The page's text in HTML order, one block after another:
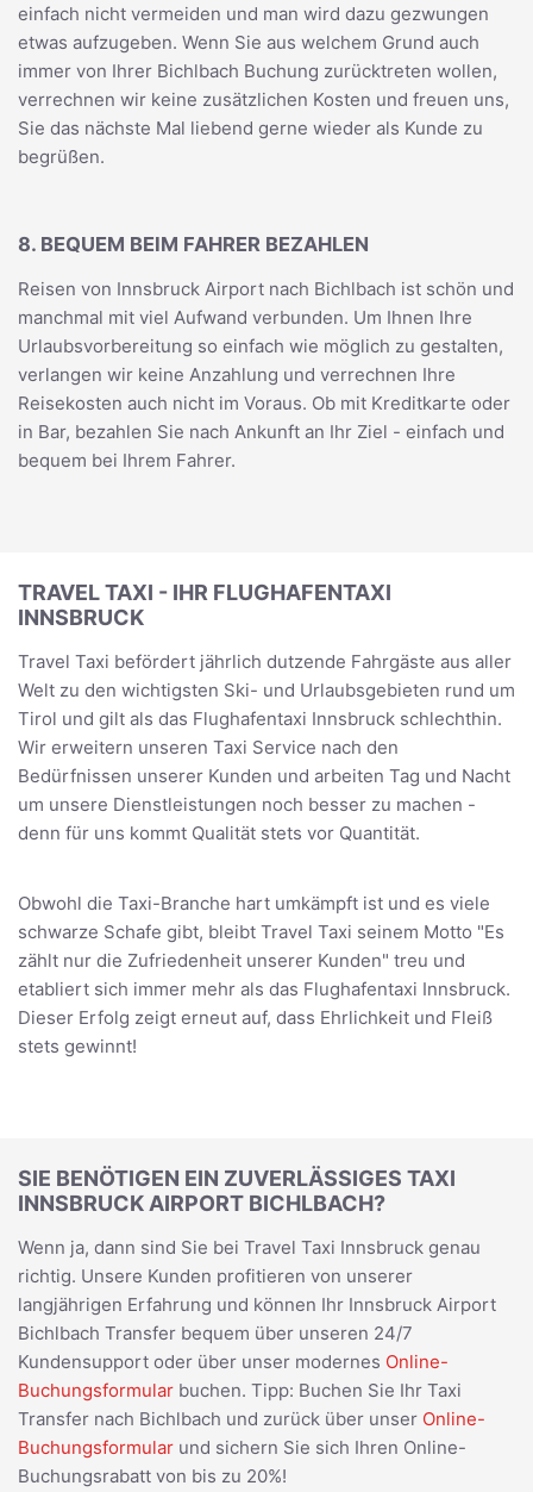
einfach nicht vermeiden und man wird dazu gezwungen
etwas aufzugeben. Wenn Sie aus welchem Grund auch
immer von Ihrer Bichlbach Buchung zurücktreten wollen,
verrechnen wir keine zusätzlichen Kosten und freuen uns,
Sie das nächste Mal liebend gerne wieder als Kunde zu
begrüßen.
8. BEQUEM BEIM FAHRER BEZAHLEN
Reisen von Innsbruck Airport nach Bichlbach ist schön und
manchmal mit viel Aufwand verbunden. Um Ihnen Ihre
Urlaubsvorbereitung so einfach wie möglich zu gestalten,
verlangen wir keine Anzahlung und verrechnen Ihre
Reisekosten auch nicht im Voraus. Ob mit Kreditkarte oder
in Bar, bezahlen Sie nach Ankunft an Ihr Ziel - einfach und
bequem bei Ihrem Fahrer.
TRAVEL TAXI - IHR FLUGHAFENTAXI
INNSBRUCK
Travel Taxi befördert jährlich dutzende Fahrgäste aus aller
Welt zu den wichtigsten Ski- und Urlaubsgebieten rund um
Tirol und gilt als das Flughafentaxi Innsbruck schlechthin.
Wir erweitern unseren Taxi Service nach den
Bedürfnissen unserer Kunden und arbeiten Tag und Nacht
um unsere Dienstleistungen noch besser zu machen -
denn für uns kommt Qualität stets vor Quantität.
Obwohl die Taxi-Branche hart umkämpft ist und es viele
schwarze Schafe gibt, bleibt Travel Taxi seinem Motto "Es
zählt nur die Zufriedenheit unserer Kunden" treu und
etabliert sich immer mehr als das Flughafentaxi Innsbruck.
Dieser Erfolg zeigt erneut auf, dass Ehrlichkeit und Fleiß
stets gewinnt!
SIE BENÖTIGEN EIN ZUVERLÄSSIGES TAXI
INNSBRUCK AIRPORT BICHLBACH?
Wenn ja, dann sind Sie bei Travel Taxi Innsbruck genau
richtig. Unsere Kunden profitieren von unserer
langjährigen Erfahrung und können Ihr Innsbruck Airport
Bichlbach Transfer bequem über unseren 24/7
Kundensupport oder über unser modernes Online-
Buchungsformular buchen. Tipp: Buchen Sie Ihr Taxi
Transfer nach Bichlbach und zurück über unser Online-
Buchungsformular und sichern Sie sich Ihren Online-
Buchungsrabatt von bis zu 20%!